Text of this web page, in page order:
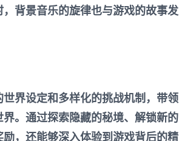
背景音乐的旋律也与游戏的故事发
界设定和多样化的挑战机制，带领
。通过探索隐藏的秘境、解锁新的
，还能够深入体验到游戏背后的精